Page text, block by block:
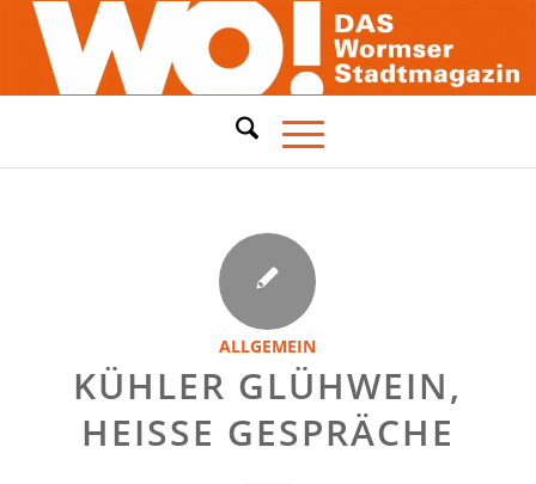
ALLGEMEIN
KÜHLER GLÜHWEIN,
HEISSE GESPRÄCHE